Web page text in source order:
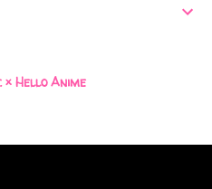
Hello Anime